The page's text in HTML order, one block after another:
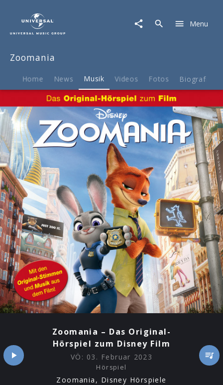
Original-
Hörspiel
Disney
Film
Menu
Zoomania
Home News Musik Videos Fotos Biografie
Zoomania – Das Original-
Hörspiel zum Disney Film
VÖ: 03. Februar 2023
Hörspiel
Zoomania, Disney Hörspiele